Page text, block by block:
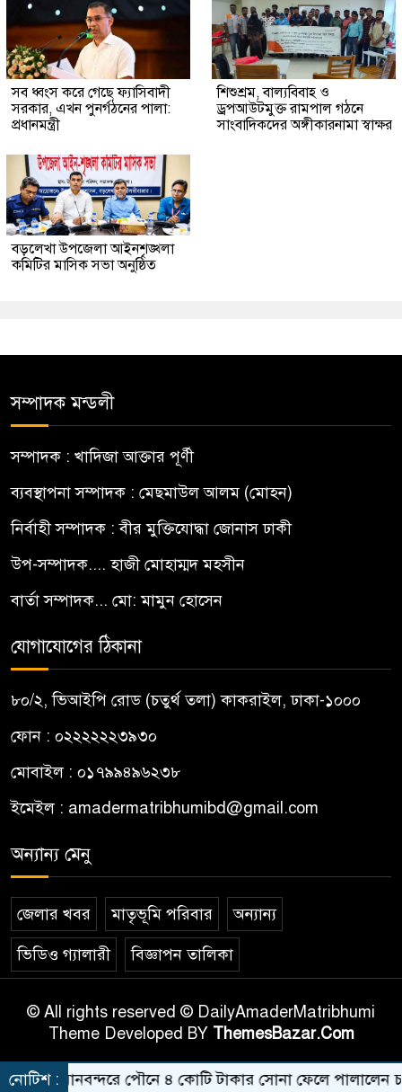
সব ধ্বংস করে গেছে ফ্যাসিবাদী
সরকার, এখন পুনর্গঠনের পালা:
প্রধানমন্ত্রী
শিশুশ্রম, বাল্যবিবাহ ও
ড্রপআউটমুক্ত রামপাল গঠনে
সাংবাদিকদের অঙ্গীকারনামা স্বাক্ষর
বড়লেখা উপজেলা আইনশৃঙ্খলা
কমিটির মাসিক সভা অনুষ্ঠিত
সম্পাদক মন্ডলী
সম্পাদক : খাদিজা আক্তার পূর্ণী
ব্যবস্থাপনা সম্পাদক : মেছমাউল আলম (মোহন)
নির্বাহী সম্পাদক : বীর মুক্তিযোদ্ধা জোনাস ঢাকী
উপ-সম্পাদক.... হাজী মোহাম্মদ মহসীন
বার্তা সম্পাদক... মো: মামুন হোসেন
যোগাযোগের ঠিকানা
৮০/২, ভিআইপি রোড (চতুর্থ তলা) কাকরাইল, ঢাকা-১০০০
ফোন : ০২২২২২২৩৯৩০
মোবাইল : ০১৭৯৯৪৯৬২৩৮
ইমেইল : amadermatribhumibd@gmail.com
অন্যান্য মেনু
জেলার খবর মাতৃভূমি পরিবার অন্যান্য
ভিডিও গ্যালারী বিজ্ঞাপন তালিকা
© All rights reserved © DailyAmaderMatribhumi
Theme Developed BY ThemesBazar.Com
নোটিশ : পৌনে ৪ কোটি টাকার সোনা ফেলে পালালেন চালক